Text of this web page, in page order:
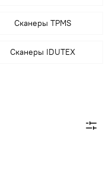
Сканеры TPMS
Сканеры IDUTEX